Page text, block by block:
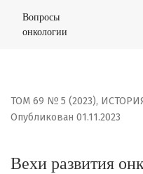
Вехи развития
Вопросы
онкологии
ТОМ 69 № 5 (2023),
Вехи развития
Опубликован 01.11.2023